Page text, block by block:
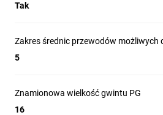
Tak
Zakres średnic przewodów możliwych
5
Znamionowa wielkość gwintu PG
16